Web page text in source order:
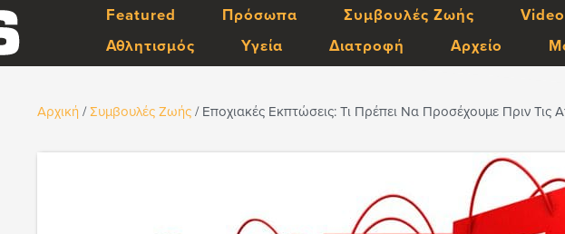
Featured Πρόσωπα Συμβουλές Ζωής
Αθλητισμός
Υγεία Διατροφή Αρχείο
Αρχική / Συμβουλές Ζωής /Εποχιακές Εκπτώσεις: Τι Πρέπει Να Προσέχουμε Πριν Τις